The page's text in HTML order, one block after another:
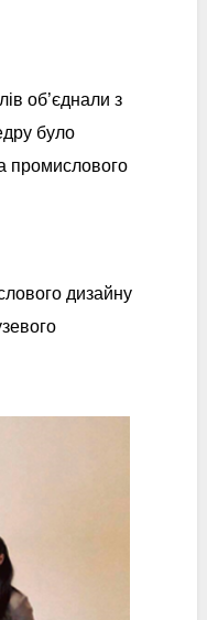
об’єднали з
було
промислового
дизайну